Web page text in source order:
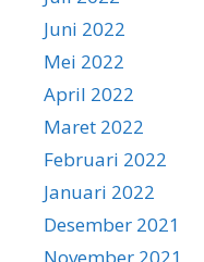
Juni 2022
Mei 2022
April 2022
Maret 2022
Februari 2022
Januari 2022
Desember 2021